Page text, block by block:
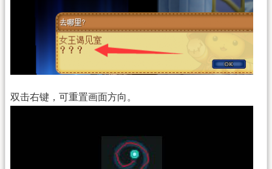
双击右键，可重置画面方向。